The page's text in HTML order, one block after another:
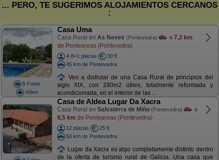
... PERO, TE SUGERIMOS ALOJAMIENTOS CERCANOS
:
8 Fotos
Video
Casa Uma
Casa Rural en As Neves (Pontevedra) a 7,2 km
de Ponteareas (Pontevedra)
4-8+1 plazas
30 €
45 km de Pontevedra
Ven a disfrutar de una Casa Rural de principios del
siglo XIX, con 280m2 útiles, totalmente reformada y
acondicionada, en el interior de las ...
Casa de Aldea Lugar Da Xacra
Casa Rural en Salvaterra de Miño (Pontevedra)
a
8,5 km de Ponteareas (Pontevedra)
12 plazas
25 €
50 km de Pontevedra
Lugar da Xacra es algo completamente distinto dentro
de la oferta de turismo rural de Galicia. Una casa que